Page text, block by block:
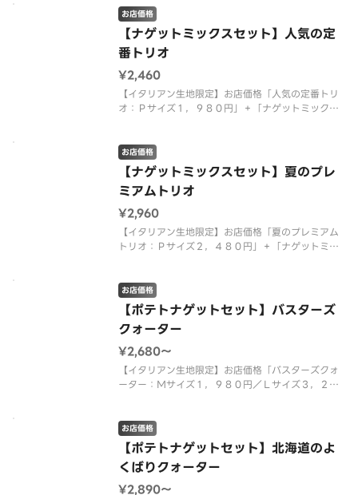
ヨネーズソース＞ 北海道スイートコーン・テリヤ
キチキン・テリヤキソース・チェダ
【ナゲットミックスセット】人気の定
番トリオ
お店価格
¥2,460
【イタリアン生地限定】お店価格「人気の定番トリ
オ：Ｐサイズ１，９８０円」＋「ナゲットミックス
＞ 熟成サラミ・モッツァレラ・チェリートマト・
粗びきソーセージ・ポテト（オニオ
【ナゲットミックスセット】夏のプレ
ミアムトリオ
お店価格
¥2,960
【イタリアン生地限定】お店価格「夏のプレミアム
トリオ：Ｐサイズ２，４８０円」＋「ナゲットミッ
ソース＞ ガーリックグリルビーフ・ダイスオニオ
ン・大海老・特製ガーリックソー
【ポテトナゲットセット】バスターズ
クォーター
お店価格
¥2,680〜
【イタリアン生地限定】お店価格「バスターズクォ
ーター：Ｍサイズ１，９８０円／Ｌサイズ３，２４
４個入（マスタードソース）：３００円」を組み合
わせた特別なセット商品です。
【ポテトナゲットセット】北海道のよ
くばりクォーター
お店価格
¥2,890〜